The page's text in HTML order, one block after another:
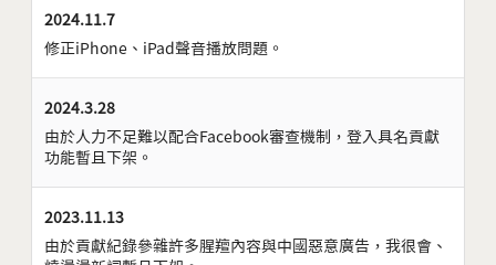
2024.11.7
修正iPhone、iPad聲音播放問題。
2024.3.28
由於人力不足難以配合Facebook審查機制，登入具名貢獻
功能暫且下架。
2023.11.13
由於貢獻紀錄參雜許多腥羶內容與中國惡意廣告，我很會、